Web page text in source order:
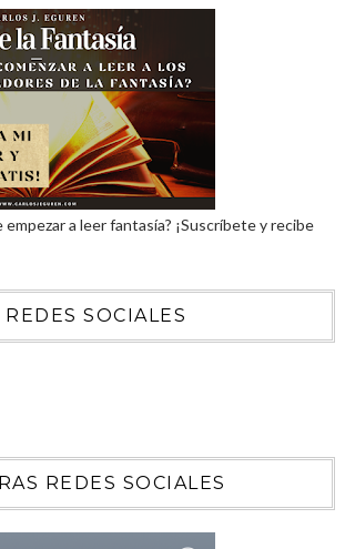
empezar a leer fantasía? ¡Suscríbete y recibe
REDES SOCIALES
REDES SOCIALES